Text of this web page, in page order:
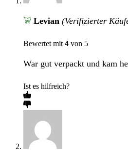
Levian (Verifizierter
Bewertet mit 4 von 5
War gut verpackt und kam
Ist es hilfreich?